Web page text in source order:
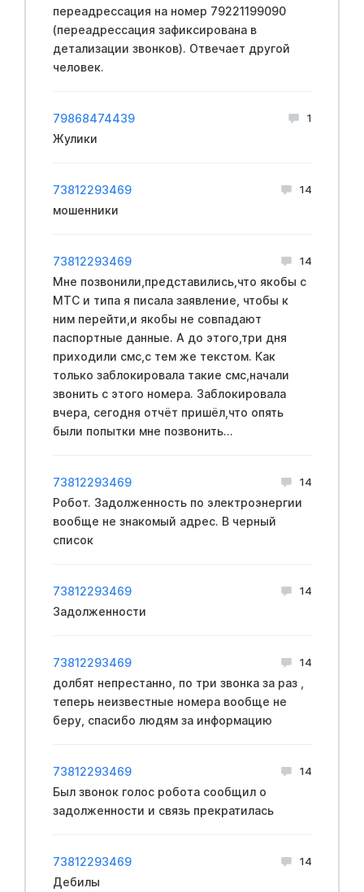
переадрессация на номер 79221199090
(переадрессация зафиксирована в
детализации звонков). Отвечает другой
человек.
79868474439 1
Жулики
73812293469 14
мошенники
73812293469 14
Мне позвонили,представились,что якобы с
МТС и типа я писала заявление, чтобы к
ним перейти,и якобы не совпадают
паспортные данные. А до этого,три дня
приходили смс,с тем же текстом. Как
только заблокировала такие смс,начали
звонить с этого номера. Заблокировала
вчера, сегодня отчёт пришёл,что опять
были попытки мне позвонить...
73812293469 14
Робот. Задолженность по электроэнергии
вообще не знакомый адрес. В черный
список
73812293469 14
Задолженности
73812293469 14
долбят непрестанно, по три звонка за раз ,
теперь неизвестные номера вообще не
беру, спасибо людям за информацию
73812293469 14
Был звонок голос робота сообщил о
задолженности и связь прекратилась
73812293469 14
Дебилы